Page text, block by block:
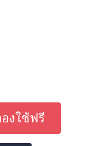
งใช้ฟรี